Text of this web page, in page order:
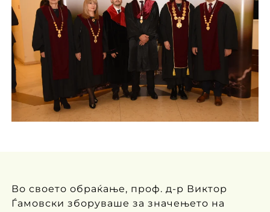
Во своето обраќање, проф. д-р Виктор
Ѓамовски зборуваше за значењето на